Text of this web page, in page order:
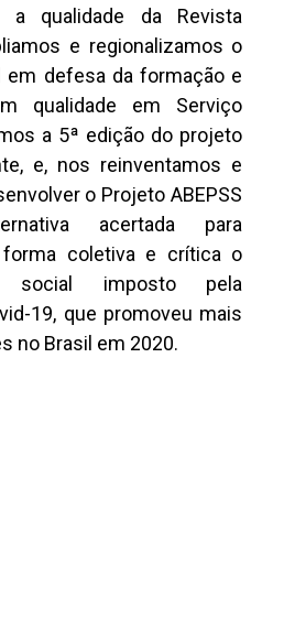
a qualidade da Revista
e regionalizamos o
em defesa da formação e
qualidade em Serviço
a 5ª edição do projeto
e, nos reinventamos e
o Projeto ABEPSS
acertada para
coletiva e crítica o
social imposto pela
19, que promoveu mais
no Brasil em 2020.